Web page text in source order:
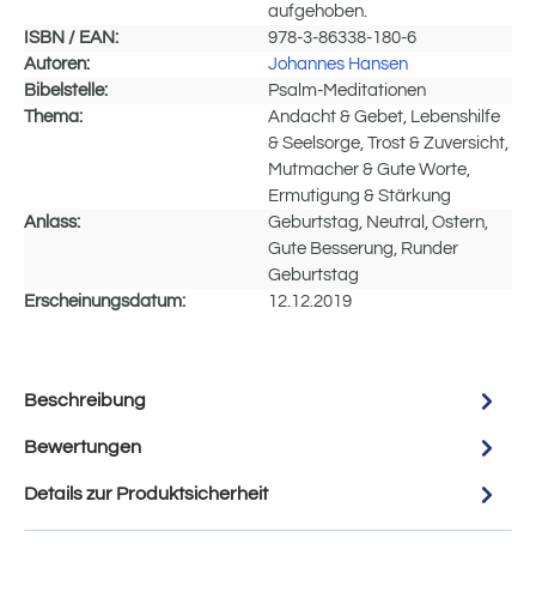
aufgehoben.
ISBN / EAN:
978-3-86338-180-6
Autoren:
Johannes Hansen
Bibelstelle:
Psalm-Meditationen
Thema:
Andacht & Gebet, Lebenshilfe
& Seelsorge, Trost & Zuversicht,
Mutmacher & Gute Worte,
Ermutigung & Stärkung
Anlass:
Geburtstag, Neutral, Ostern,
Gute Besserung, Runder
Geburtstag
Erscheinungsdatum:
12.12.2019
Beschreibung
Bewertungen
Details zur Produktsicherheit